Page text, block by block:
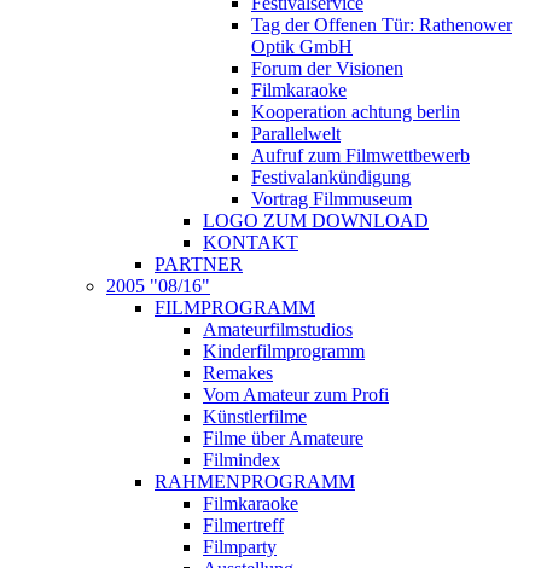
Tag der Offenen Tür: Rathenower
Optik GmbH
Forum der Visionen
Filmkaraoke
Kooperation achtung berlin
Parallelwelt
Aufruf zum Filmwettbewerb
Festivalankündigung
Vortrag Filmmuseum
LOGO ZUM DOWNLOAD
KONTAKT
PARTNER
2005 "08/16"
FILMPROGRAMM
Amateurfilmstudios
Kinderfilmprogramm
Remakes
Vom Amateur zum Profi
Künstlerfilme
Filme über Amateure
Filmindex
RAHMENPROGRAMM
Filmkaraoke
Filmertreff
Filmparty